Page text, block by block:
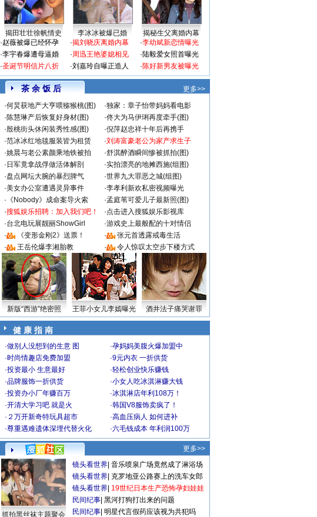
揭田壮壮徐帆情史 李冰冰被爆已婚
揭秘生父离婚内幕
·赵薇被爆已经怀孕
·李宇春爆遭母逼婚
·圣诞节明信片八折
·揭刘晓庆离婚内幕
·周迅王艳婆媳相见
·刘嘉玲自曝正造人
·李幼斌新恋情曝光
·陆毅爱女照首曝光
·陈好新男友被曝光
茶 余 饭 后
更多>>
·何炅获地产大亨喂猕猴桃(图) ·独家：章子怡带妈妈看电影
·陈慧琳产后恢复好身材(图) ·佟大为马伊琍再度牵手(图)
·殷桃街头休闲装秀性感(图) ·倪萍赵忠祥十年后再携手
·范冰冰红地毯服装皆为租赁 ·刘涛富豪老公为家产求生子
·姚晨与老公素颜乘地铁被拍 ·舒淇醉酒瞬间惨被抓拍(图)
· 日军竟拿战俘做活体解剖 ·实拍漂亮的地摊西施(组图)
·盘点网坛大腕的暴烈脾气 ·世界九大罪恶之城(组图)
·美女办公室遭遇灵异事件 ·李孝利新欢私密视频曝光
· 《Nobody》成命案导火索 ·孟庭苇可爱儿子最新照(图)
·搜狐娱乐招聘：加入我们吧！ ·点击进入搜狐娱乐影视库
·台北电玩展靓丽ShowGirl ·游戏史上最般配的十对情侣
·
《变形金刚2》送票！ ·
张元首透露戒毒生活
·
王岳伦爆李湘胎教 · 令人惊叹太空步下楼方式
新版“西游”绝密照 王菲小女儿李嫣曝光 酒井法子痛哭谢罪
健 康 指 南
·做别人没想到的生意 图 ·孕妈妈美腹火爆加盟中
·时尚情趣店免费加盟 ·9元内衣 一折供货
·投资最小 生意最好 ·轻松创业快乐赚钱
·品牌服饰一折供货 ·小女人吃冰淇淋赚大钱
·投资办小厂年赚百万 ·冰淇淋店年利108万！
·开清大学习吧 就是火 ·韩国V8服饰卖疯了！
· ２万开新奇特玩具超市 ·高血压病人 如何进补
·尊重遇难遗体深埋代替火化 ·六毛钱成本 年利润100万
更多>>
抓拍黑丝袜主题聚会
镜头看世界 音乐喷泉广场竟然成了淋浴场
镜头看世界 克罗地亚公路赛上的洗车女郎
镜头看世界 19世纪日本生产恐怖孕妇娃娃
民间纪事 黑河打狗打出来的问题
民间纪事 明星代言假药应该视为共犯吗